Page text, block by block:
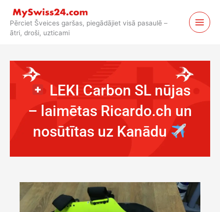
saturuPērciet Šveices garšas, piegādājiet visā pasaulē –
ātri, droši, uzticami
LEKI Carbon SL nūjas
– laimētas Ricardo.ch un
nosūtītas uz Kanādu